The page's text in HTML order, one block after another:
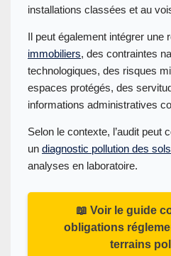
installations classées et au
Il peut également intégrer une
immobiliers, des contraintes
technologiques, des risques
espaces protégés, des
informations administratives
Selon le contexte, l’audit peut
un diagnostic pollution des sols
analyses en laboratoire.
📖 Voir le guide
obligations
terrains